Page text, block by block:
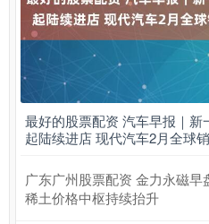
最好的股票配资 汽车早报｜新
起陆续进店 现代汽车2月全球
广东广州股票配资 金力永磁早
稀土价格中枢持续抬升